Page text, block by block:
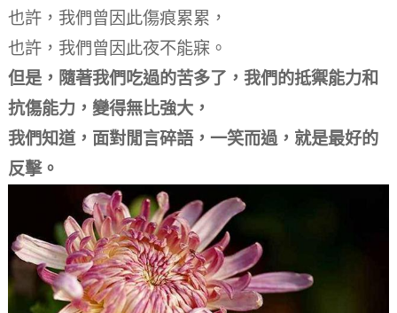
也許，我們曾因此傷痕累累，
也許，我們曾因此夜不能寐。
但是，隨著我們吃過的苦多了，我們的抵禦能力和
抗傷能力，變得無比強大，
我們知道，面對閒言碎語，一笑而過，就是最好的
反擊。